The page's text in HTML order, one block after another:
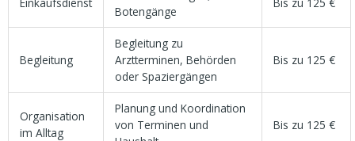
Botengänge
Begleitung
Begleitung zu
Arztterminen, Behörden
oder Spaziergängen
Bis zu 125 €
Organisation
im Alltag
Planung und Koordination
von Terminen und
Bis zu 125 €